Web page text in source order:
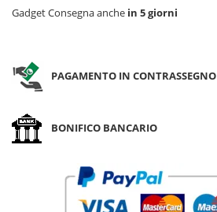
Gadget Consegna anche in 5 giorni
PAGAMENTO IN CONTRASSEGNO
BONIFICO BANCARIO